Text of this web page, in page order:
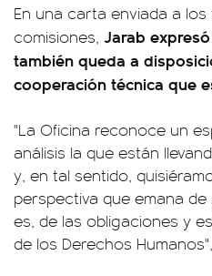
En una carta enviada a
comisiones, Jarab
también queda a
cooperación técnica que
"La Oficina reconoce un
análisis la que están
y, en tal sentido,
perspectiva que emana
es, de las obligaciones y
de los Derechos